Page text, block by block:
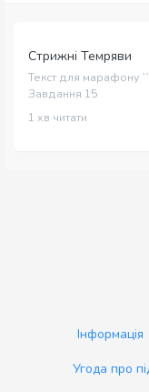
Стрижні Темряви
Текст для марафону
Завдання 15
1 хв читати
Інформація
Угода про